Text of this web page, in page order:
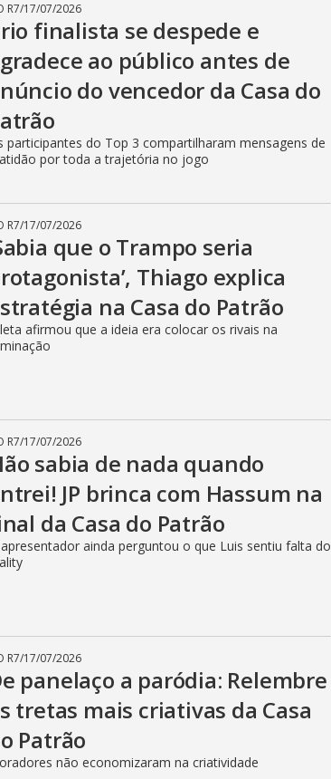
R7/17/07/2026
finalista se despede e
ao público antes de
do vencedor da Casa do
participantes do Top 3 compartilharam mensagens de
por toda a trajetória no jogo
R7/17/07/2026
que o Trampo seria
Thiago explica
na Casa do Patrão
afirmou que a ideia era colocar os rivais na
R7/17/07/2026
sabia de nada quando
JP brinca com Hassum na
da Casa do Patrão
ainda perguntou o que Luis sentiu falta do
R7/17/07/2026
panelaço a paródia: Relembre
tretas mais criativas da Casa
Patrão
não economizaram na criatividade